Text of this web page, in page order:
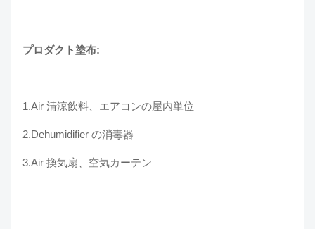
プロダクト塗布:
1.Air 清涼飲料、エアコンの屋内単位
2.Dehumidifier の消毒器
3.Air 換気扇、空気カーテン